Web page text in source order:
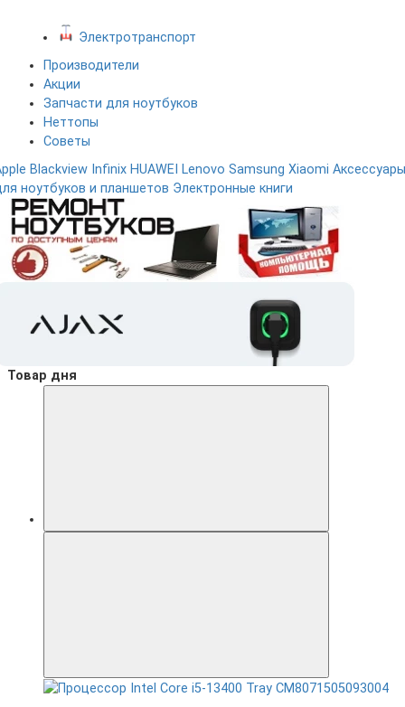
Электротранспорт
Производители
Акции
Запчасти для ноутбуков
Неттопы
Советы
Blackview Infinix HUAWEI Lenovo Samsung Xiaomi Аксессуары
ноутбуков и планшетов Электронные книги
Товар дня